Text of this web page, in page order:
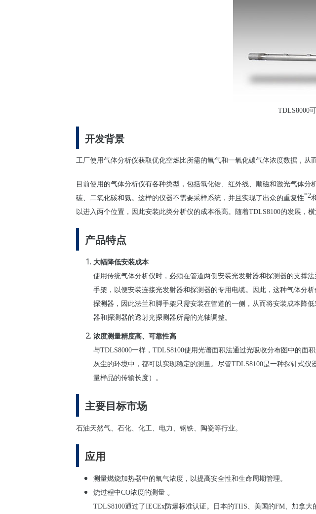
TDLS8000可
开发背景
工厂使用气体分析仪获取优化空燃比所需的氧气和一氧化碳气体浓度数据，从
目前使用的气体分析仪有各种类型，包括氧化锆、 红外线、 顺磁和激光气体分
碳、二氧化碳和氨。 这样的仪器不需要采样系统，并且 实现了出众的重复性*2
以进入两个位置，因此安装此类分析仪的成本很高。随着TDLS8100的发展，横
产品特点
大幅降低安装成本
使用传统气体分析仪时，必须在管道两侧 安装光发射器和探测 器的支撑法
手架，以便安装连接光发射器和探测 器的专用 电缆。 因此， 这种气体分析
探测 器，因此法兰和脚手架只需安装在管道的一侧 ，从而将安装成本降低
器和探测 器的透射光探测 器所需的光轴调整。
浓度测量精度高、可靠性高
与TDLS8000一样， TDLS8100使用光谱面积法通过光吸收分布图 中的面
灰尘的环境中，都可以实现稳定的测 量。尽管TDLS8100是一种探针式仪
量样品的传输长度） 。
主要目标市场
石油天然气、石化、化工、 电力、 钢铁、陶瓷等行业。
应用
测量燃烧加热器中的氧气浓度，以提高安全性和生命周期管理。
烧过程中CO浓度的测量。
TDLS8100通过了IECEx防爆标准认证。日本的TIIS、美国的FM、加拿大